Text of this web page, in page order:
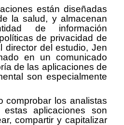
están diseñadas
la salud, y almacenan
de información
de privacidad de
director del estudio, Jen
en un comunicado
de las aplicaciones de
son especialmente
comprobar los analistas
aplicaciones son
compartir y capitalizar